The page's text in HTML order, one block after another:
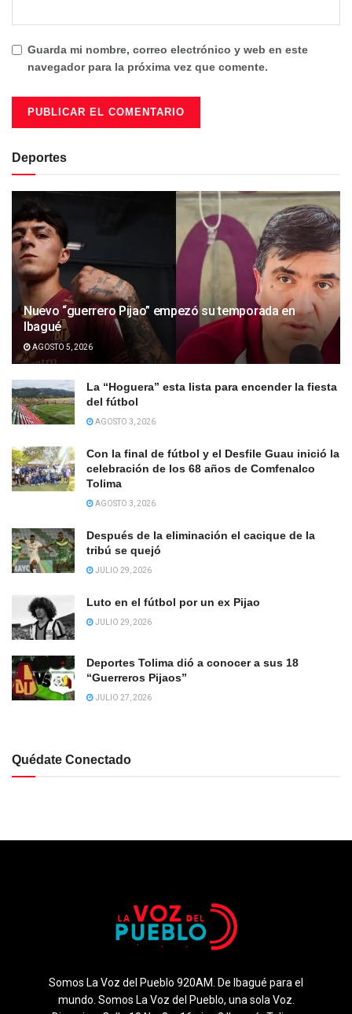
Guarda mi nombre, correo electrónico y web en este
navegador para la próxima vez que comente.
Deportes
Nuevo “guerrero Pijao” empezó su temporada en
Ibagué
AGOSTO 5, 2026
La “Hoguera” esta lista para encender la fiesta
del fútbol
AGOSTO 3, 2026
Con la final de fútbol y el Desfile Guau inició la
celebración de los 68 años de Comfenalco
Tolima
AGOSTO 3, 2026
Después de la eliminación el cacique de la
tribú se quejó
JULIO 29, 2026
Luto en el fútbol por un ex Pijao
JULIO 29, 2026
Deportes Tolima dió a conocer a sus 18
“Guerreros Pijaos”
JULIO 27, 2026
Quédate Conectado
Somos La Voz del Pueblo 920AM. De Ibagué para el
mundo. Somos La Voz del Pueblo, una sola Voz.